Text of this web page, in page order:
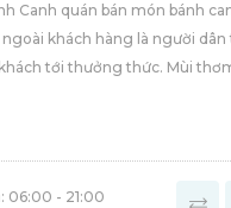
Canh quán bán món bánh
khách hàng là người dân
tới thưởng thức. Mùi
06:00 - 21:00